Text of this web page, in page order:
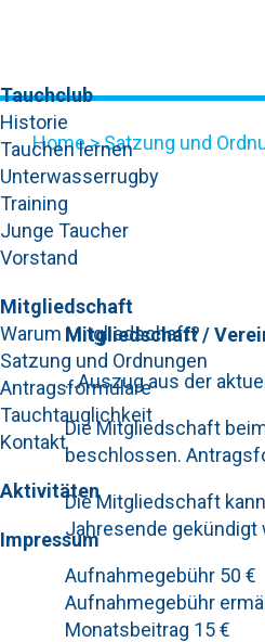
Tauchclub
Historie
Tauchen lernen
Unterwasserrugby
Training
Junge Taucher
Vorstand
Mitgliedschaft
Warum Mitgliedschaft?
Satzung und Ordnungen
Antragsformulare
Tauchtauglichkeit
Kontakt
Aktivitäten
Impressum
Home>Satzung und
SATZUNG
Mitgliedschaft /
…Auszug aus der
Die Mitgliedschaft
beschlossen.
Die Mitgliedschaft
Jahresende gekündigt
Aufnahmegebühr 50 €
Aufnahmegebühr
Monatsbeitrag 15 €